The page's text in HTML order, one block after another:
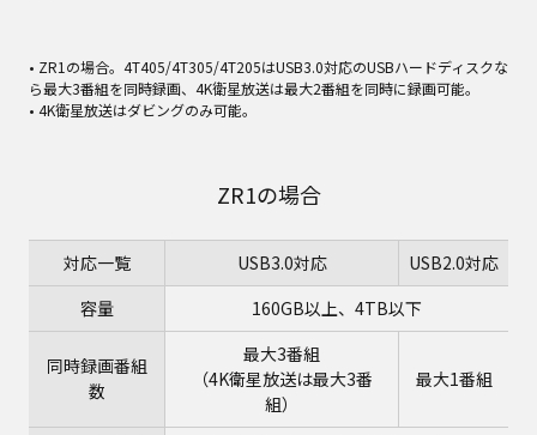
• ZR1の場合。4T405/4T305/4T205はUSB3.0対応のUSBハードディスクな
ら最大3番組を同時録画、4K衛星放送は最大2番組を同時に録画可能。
• 4K衛星放送はダビングのみ可能。
ZR1の場合
対応一覧 USB3.0対応
USB2.0対応
容量
160GB以上、4TB以下
同時録画番組
数
最大3番組
（4K衛星放送は最大3番
組）
最大1番組